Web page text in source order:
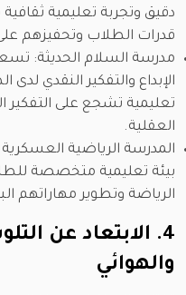
دقيق وتجربة تعليمية
قدرات الطلاب وتحفيزهم
مدرسة السلام الحديثة:
الإبداع والتفكير النقدي
تعليمية تشجع على التفكير
العقلية.
المدرسة الرياضية العسكرية
بيئة تعليمية متخصصة
الرياضة وتطوير مهاراتهم
4. الابتعاد عن
والهوائي